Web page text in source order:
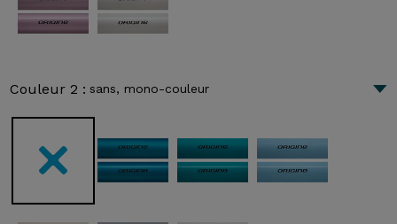
Couleur 2 : sans, mono-couleur